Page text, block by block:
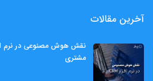
آخرین مقالات
مشتری